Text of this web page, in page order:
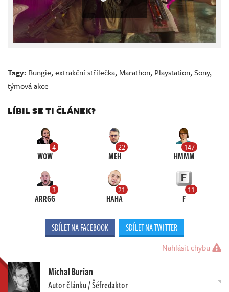
Tagy: Bungie,extrakční střílečka, Marathon, Playstation,Sony,
týmová akce
LÍBIL SE TI ČLÁNEK?
4
WOW
22
MEH
147
HMMM
3
ARRGG
21
HAHA
11
F
SDÍLET NA FACEBOOK SDÍLET NA TWITTER
Nahlásit chybu
Michal Burian
Autor článku / Šéfredaktor